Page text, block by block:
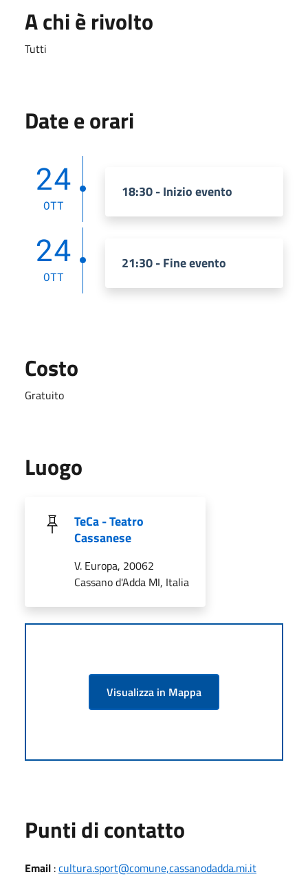
A chi è rivolto
Tutti
Date e orari
24
OTT
18:30 - Inizio evento
24
OTT
21:30 - Fine evento
Costo
Gratuito
Luogo
TeCa - Teatro
Cassanese
V. Europa, 20062
Cassano d'Adda MI, Italia
Visualizza in Mappa
Punti di contatto
Email :cultura.sport@comune,cassanodadda.mi.it